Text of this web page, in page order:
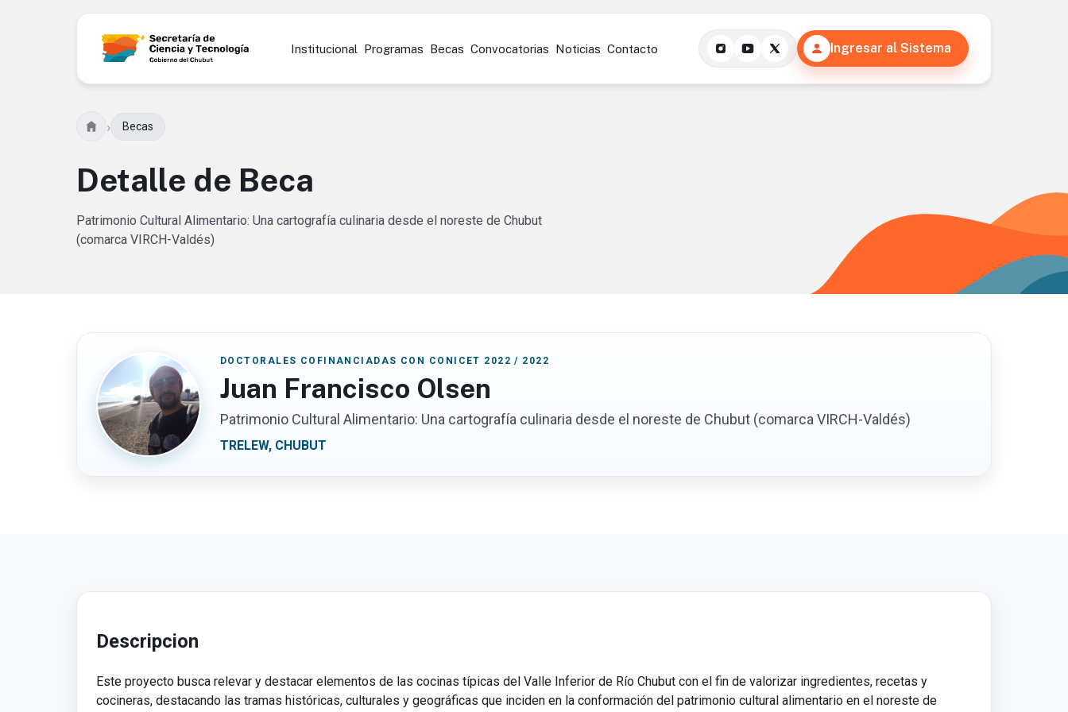
Institucional Programas Becas Convocatorias Noticias Contacto Ingresar al Sistema
› Becas
Detalle de Beca
Patrimonio Cultural Alimentario: Una cartografía culinaria desde el noreste de Chubut
(comarca VIRCH-Valdés)
DOCTORALES COFINANCIADAS CON CONICET 2022 / 2022
Juan Francisco Olsen
Patrimonio Cultural Alimentario: Una cartografía culinaria desde el noreste de Chubut (comarca VIRCH-Valdés)
TRELEW, CHUBUT
Descripcion
Este proyecto busca relevar y destacar elementos de las cocinas típicas del Valle Inferior de Río Chubut con el fin de valorizar ingredientes, recetas y
cocineras, destacando las tramas históricas, culturales y geográficas que inciden en la conformación del patrimonio cultural alimentario en el noreste de